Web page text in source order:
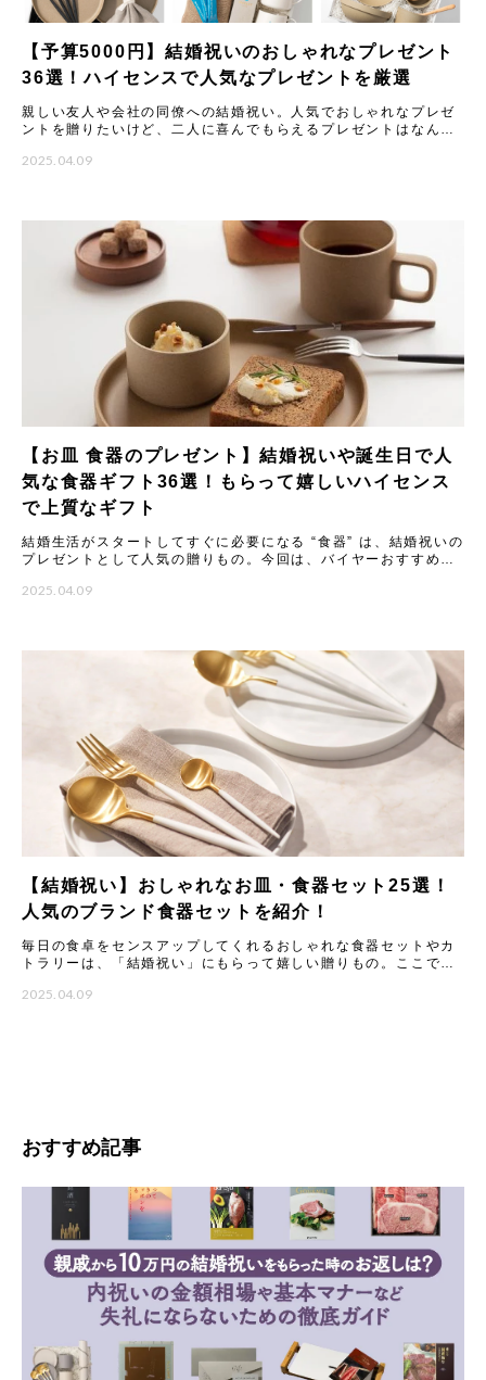
【予算5000円】結婚祝いのおしゃれなプレゼント
36選！ハイセンスで人気なプレゼントを厳選
親しい友人や会社の同僚への結婚祝い。人気でおしゃれなプレゼ
ントを贈りたいけど、二人に喜んでもらえるプレゼントはなんな
め
2025.04.09
【お皿 食器のプレゼント】結婚祝いや誕生日で人
気な食器ギフト36選！もらって嬉しいハイセンス
で上質なギフト
結婚生活がスタートしてすぐに必要になる “食器” は、結婚祝いの
プレゼントとして人気の贈りもの。今回は、バイヤーおすすめの
2025.04.09
【結婚祝い】おしゃれなお皿・食器セット25選！
人気のブランド食器セットを紹介！
毎日の食卓をセンスアップしてくれるおしゃれな食器セットやカ
トラリーは、「結婚祝い」にもらって嬉しい贈りもの。ここで
嬉しいテ
2025.04.09
おすすめ記事